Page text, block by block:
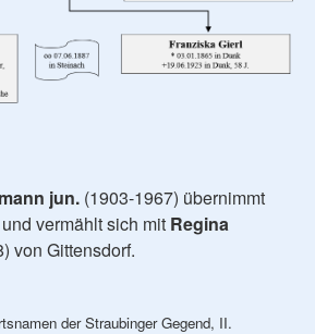
jun. (1903-1967) übernimmt
vermählt sich mit Regina
von Gittensdorf.
der Straubinger Gegend, II.